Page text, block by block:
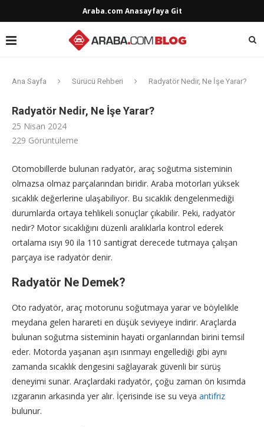
Araba.com Anasayfaya Git
Ana Sayfa Sürücü Rehberi Radyatör Nedir, Ne İşe Yarar?
Radyatör Nedir, Ne İşe Yarar?
25 Nisan 2024
229 Görüntüleme
Otomobillerde bulunan radyatör, araç soğutma sisteminin
olmazsa olmaz parçalarından biridir. Araba motorları yüksek
sıcaklık değerlerine ulaşabiliyor. Bu sıcaklık dengelenmediği
durumlarda ortaya tehlikeli sonuçlar çıkabilir. Peki, radyatör
nedir? Motor sıcaklığını düzenli aralıklarla kontrol ederek
ortalama ısıyı 90 ila 110 santigrat derecede tutmaya çalışan
parçaya ise radyatör denir.
Radyatör Ne Demek?
Oto radyatör, araç motorunu soğutmaya yarar ve böylelikle
meydana gelen harareti en düşük seviyeye indirir. Araçlarda
bulunan soğutma sisteminin hayati organlarından birini temsil
eder. Motorda yaşanan aşırı ısınmayı engellediği gibi aynı
zamanda sıcaklık dengesini sağlayarak güvenli bir sürüş
deneyimi sunar. Araçlardaki radyatör, çoğu zaman ön kısımda
ızgaranın arkasında yer alır. İçerisinde ise su veya antifriz
bulunur.